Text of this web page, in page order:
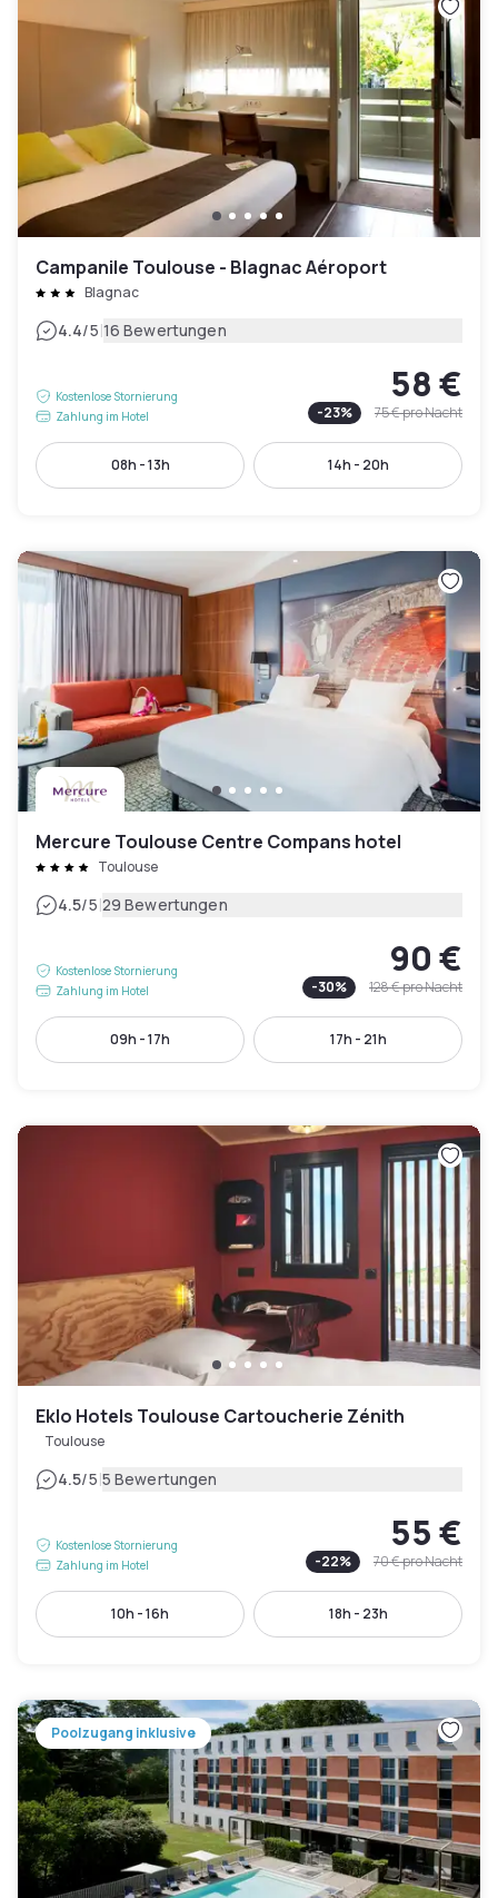
Campanile Toulouse - Blagnac Aéroport
Blagnac
4.4/5|16 Bewertungen
Kostenlose Stornierung
Zahlung im Hotel
58 €
-23% 75 €pro Nacht
08h - 13h 14h - 20h
Mercure Toulouse Centre Compans hotel
Toulouse
4.5/5|29 Bewertungen
Kostenlose Stornierung
Zahlung im Hotel
90 €
-30% 128 €pro Nacht
09h - 17h 17h - 21h
Eklo Hotels Toulouse Cartoucherie Zénith
Toulouse
4.5/5|5 Bewertungen
Kostenlose Stornierung
Zahlung im Hotel
55 €
-22% 70 €pro Nacht
10h - 16h 18h - 23h
Poolzugang inklusive